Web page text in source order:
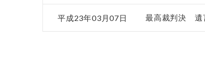
平成23年03月07日 最高裁判決 遺